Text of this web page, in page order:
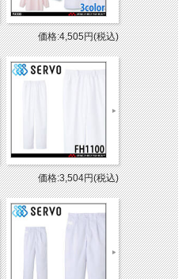
価格:4,505円(税込)
価格:3,504円(税込)